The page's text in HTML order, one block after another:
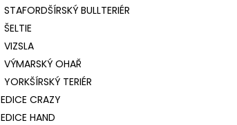
STAFORDŠÍRSKÝ BULLTERIÉR
ŠELTIE
VIZSLA
VÝMARSKÝ OHAŘ
YORKŠÍRSKÝ TERIÉR
EDICE CRAZY
EDICE HAND